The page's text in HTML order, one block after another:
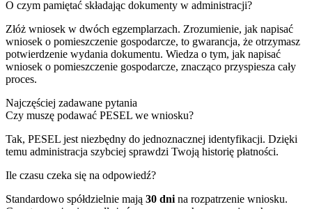
O czym pamiętać składając dokumenty w administracji?
Złóż wniosek w dwóch egzemplarzach. Zrozumienie, jak napisać
wniosek o pomieszczenie gospodarcze, to gwarancja, że otrzymasz
potwierdzenie wydania dokumentu. Wiedza o tym, jak napisać
wniosek o pomieszczenie gospodarcze, znacząco przyspiesza cały
proces.
Najczęściej zadawane pytania
Czy muszę podawać PESEL we wniosku?
Tak, PESEL jest niezbędny do jednoznacznej identyfikacji. Dzięki
temu administracja szybciej sprawdzi Twoją historię płatności.
Ile czasu czeka się na odpowiedź?
Standardowo spółdzielnie mają 30 dni na rozpatrzenie wniosku.